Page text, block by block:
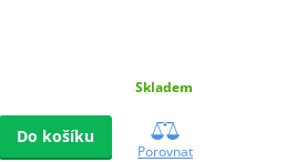
Skladem
Do košíku
Porovnat